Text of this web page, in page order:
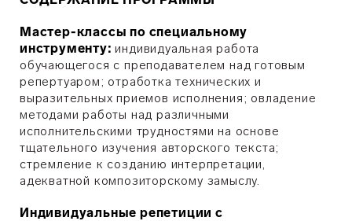
Мастер-классы по специальному
инструменту:индивидуальная работа
обучающегося с преподавателем над готовым
репертуаром; отработка технических и
выразительных приемов исполнения; овладение
методами работы над различными
исполнительскими трудностями на основе
тщательного изучения авторского текста;
стремление к созданию интерпретации,
адекватной композиторскому замыслу.
Индивидуальные репетиции с